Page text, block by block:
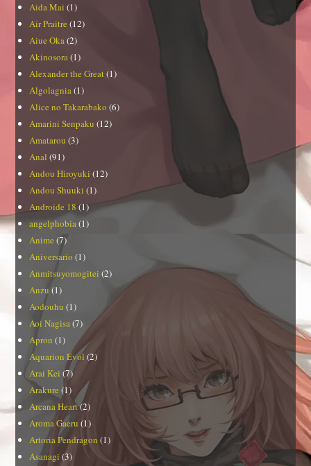
Aida Mai (1)
Air Praitre (12)
Aiue Oka(2)
Akinosora(1)
Alexander the Great (1)
Algolagnia(1)
Alice no Takarabako (6)
Amarini Senpaku (12)
Amatarou (3)
Anal (91)
Andou Hiroyuki (12)
Andou Shuuki (1)
Androide 18 (1)
angelphobia(1)
Anime (7)
Aniversario (1)
Anmitsuyomogitei (2)
Anzu (1)
Aodouhu (1)
Aoi Nagisa(7)
Apron (1)
Aquarion Evol (2)
Arai Kei (7)
Arakure (1)
Arcana Heart(2)
Aroma Gaeru (1)
Artoria Pendragon (1)
Asanagi (3)